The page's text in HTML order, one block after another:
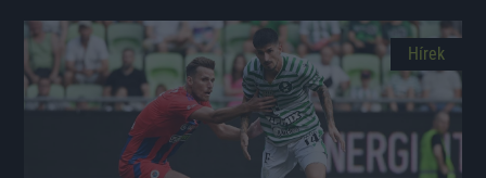
Hírek